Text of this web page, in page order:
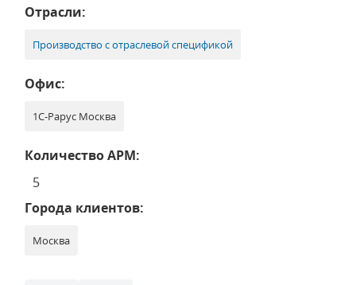
Отрасли:
Производство с отраслевой спецификой
Офис:
1С-Рарус Москва
Количество АРМ:
5
Города клиентов:
Москва